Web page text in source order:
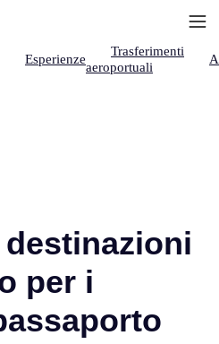
Esperienze
Trasferimenti
aeroportuali
per i